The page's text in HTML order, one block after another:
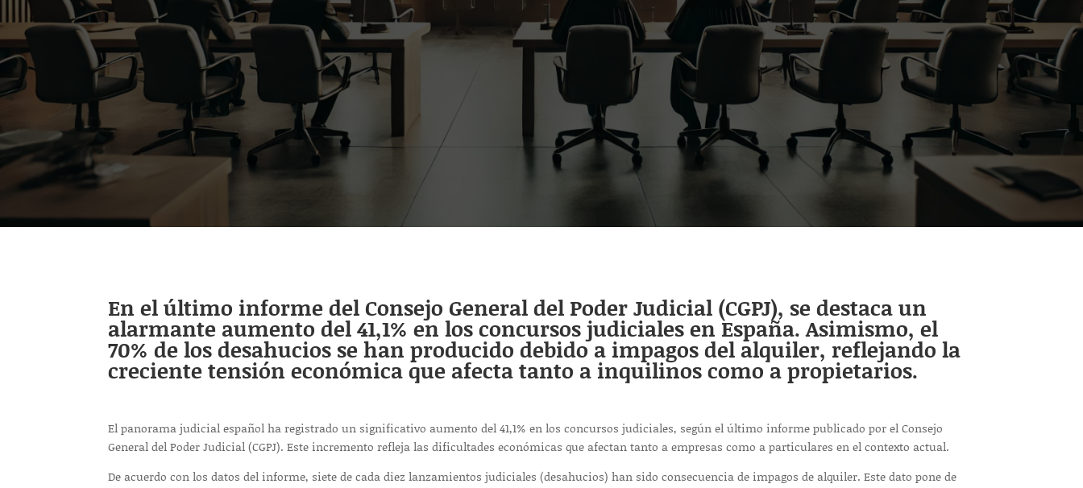
En el último informe del Consejo General del Poder Judicial (CGPJ), se destaca un
alarmante aumento del 41,1% en los concursos judiciales en España. Asimismo, el
70% de los desahucios se han producido debido a impagos del alquiler, reflejando la
creciente tensión económica que afecta tanto a inquilinos como a propietarios.
El panorama judicial español ha registrado un significativo aumento del 41,1% en los concursos judiciales, según el último informe publicado por el Consejo
General del Poder Judicial (CGPJ). Este incremento refleja las dificultades económicas que afectan tanto a empresas como a particulares en el contexto actual.
De acuerdo con los datos del informe, siete de cada diez lanzamientos judiciales (desahucios) han sido consecuencia de impagos de alquiler. Este dato pone de